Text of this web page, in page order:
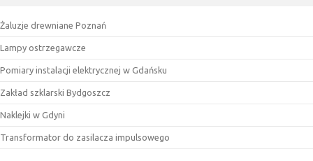
Żaluzje drewniane Poznań
Lampy ostrzegawcze
Pomiary instalacji elektrycznej w Gdańsku
Zakład szklarski Bydgoszcz
Naklejki w Gdyni
Transformator do zasilacza impulsowego